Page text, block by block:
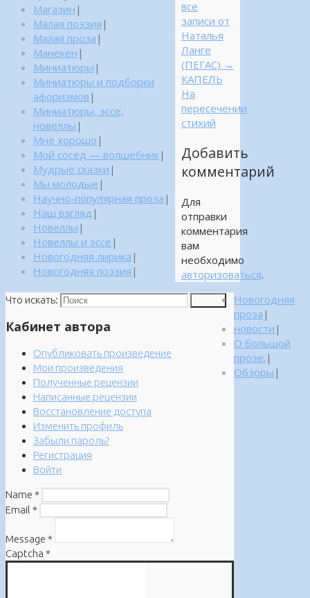
все
записи от
Наталья
Ланге
(ПЕГАС) →
КАПЕЛЬ
На
пересечении
стихий
Добавить
комментарий
Для
отправки
комментария
вам
необходимо
авторизоваться.
Что искать:
Кабинет автора
Опубликовать произведение
Мои произведения
Полученные рецензии
Написанные рецензии
Восстановление доступа
Изменить профиль
Забыли пароль?
Регистрация
Войти
Name *
Email *
Message *
Captcha *
Магазин |
Малая поэзия |
Малая проза |
Манекен |
Миниатюры |
Миниатюры и подборки
афоризмов |
Миниатюры, эссе,
новеллы |
Мне хорошо |
Мой сосед — волшебник|
Мудрые сказки |
Мы молодые |
Научно-популярная проза |
Наш взгляд |
Новеллы |
Новеллы и эссе |
Новогодняя лирика |
Новогодняя поэзия |
Новогодняя
проза |
новости |
О большой
прозе. |
Обзоры |